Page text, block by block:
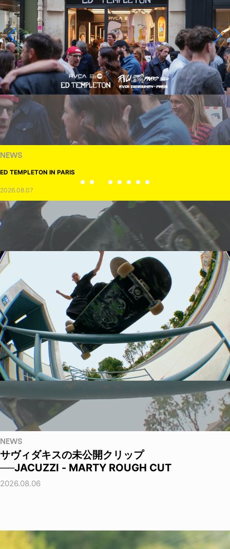
NEWS
ED TEMPLETON IN PARIS
2026.08.07
NEWS
サヴィダキスの未公開クリップ
──JACUZZI - MARTY ROUGH CUT
2026.08.06